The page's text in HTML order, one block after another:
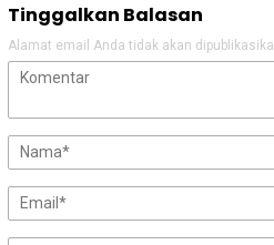
Tinggalkan Balasan
Alamat email Anda tidak akan